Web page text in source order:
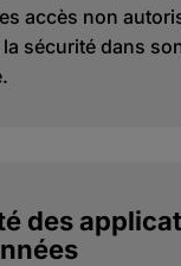
accès non
sécurité dans
des